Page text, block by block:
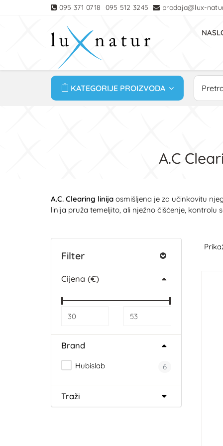
095 371 0718 095 512 3245 prodaja@lux-
KATEGORIJE PROIZVODA
A.C
A.C. Clearing linija osmišljena je za učinkovitu
linija pruža temeljito, ali nježno čišćenje,
Filter
Cijena (€)
Brand
Hubislab 6
Traži